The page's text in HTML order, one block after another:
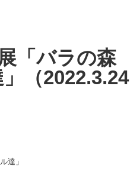
「バラの森
（2022.3.24
達」